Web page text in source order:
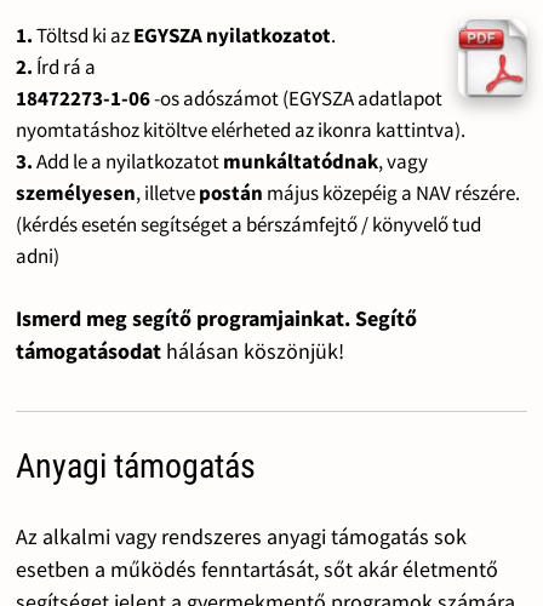
1.Töltsd ki azEGYSZA nyilatkozatot.
2. Írd rá a
18472273-1-06-os adószámot (EGYSZA adatlapot
nyomtatáshoz kitöltve elérheted az ikonra kattintva).
3.Add le a nyilatkozatotmunkáltatódnak, vagy
személyesen, illetvepostán május közepéig a NAV részére.
(kérdés esetén segítséget a bérszámfejtő / könyvelő tud
adni)
Ismerd meg segítő programjainkat. Segítő
támogatásodat hálásan köszönjük!
Anyagi támogatás
Az alkalmi vagy rendszeres anyagi támogatás sok
esetben a működés fenntartását, sőt akár életmentő